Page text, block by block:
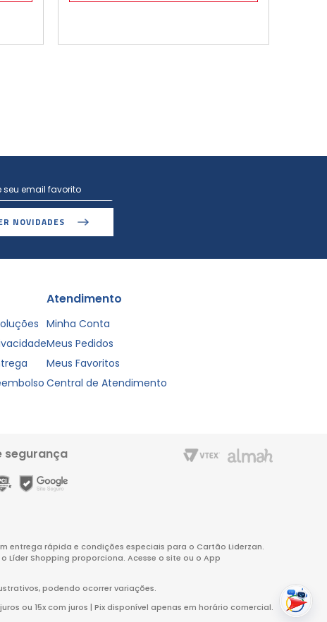
NOVIDADES
Atendimento
Minha Conta
Meus Pedidos
Meus Favoritos
Central de Atendimento
segurança
entrega rápida e condições especiais para o Cartão Liderzan.
Shopping proporciona. Acesse o site ou o App
podendo ocorrer variações.
ou 15x com juros | Pix disponível apenas em horário comercial.